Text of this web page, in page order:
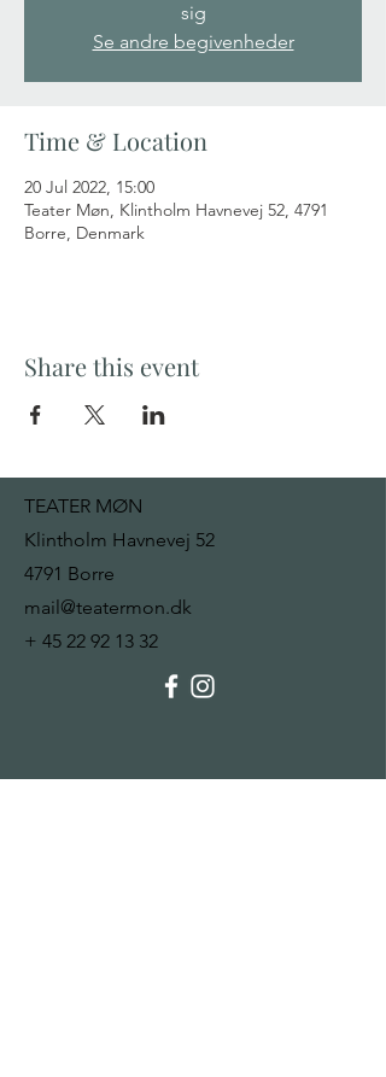
sig
Se andre begivenheder
Time & Location
20 Jul 2022, 15:00
Teater Møn, Klintholm Havnevej 52, 4791
Borre, Denmark
Share this event
TEATER MØN
Klintholm Havnevej 52
4791 Borre
mail@teatermon.dk
+ 45 22 92 13 32